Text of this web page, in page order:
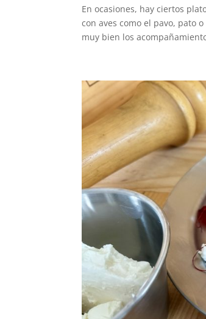
En ocasiones, hay ciertos
con aves como el pavo, pato
muy bien los